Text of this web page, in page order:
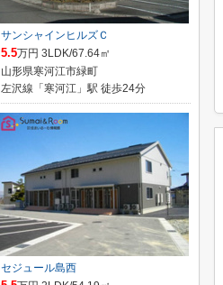
サンシャインヒルズＣ
5.5万円 3LDK/67.64㎡
山形県寒河江市緑町
左沢線「寒河江」駅 徒歩24分
セジュール島西